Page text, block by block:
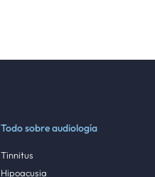
Todo sobre audiología
Tinnitus
Hipoacusia